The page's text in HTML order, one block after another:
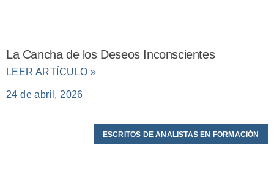
La Cancha de los Deseos Inconscientes
LEER ARTÍCULO »
24 de abril, 2026
ESCRITOS DE ANALISTAS EN FORMACIÓN